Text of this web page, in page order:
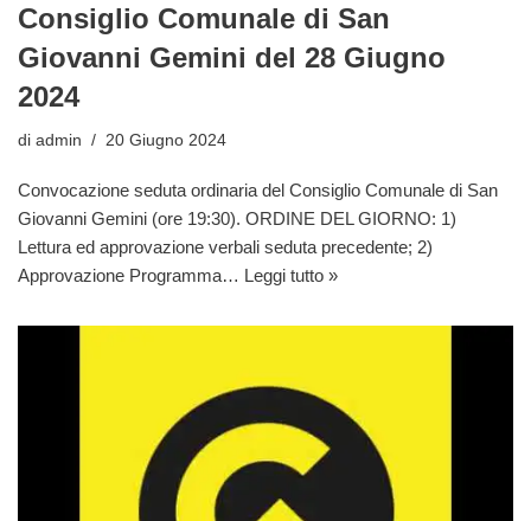
Consiglio Comunale di San
Giovanni Gemini del 28 Giugno
2024
di admin 20 Giugno 2024
Convocazione seduta ordinaria del Consiglio Comunale di San
Giovanni Gemini (ore 19:30). ORDINE DEL GIORNO: 1)
Lettura ed approvazione verbali seduta precedente; 2)
Approvazione Programma… Leggi tutto »